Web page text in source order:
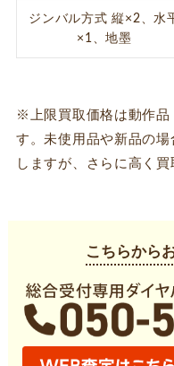
ジンバル方式 縦×2、水
×1、地墨
※上限買取価格は動作品
す。未使用品や新品の
しますが、さらに高く
こちらから